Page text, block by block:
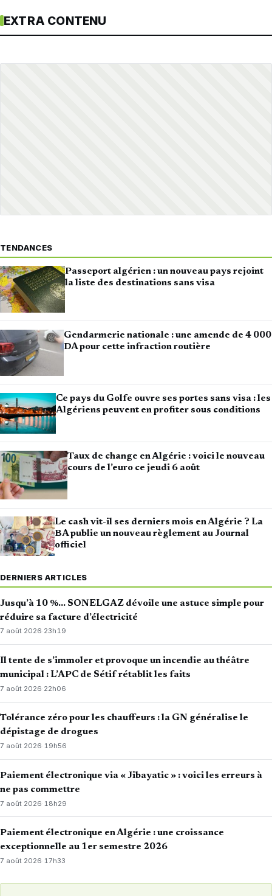
EXTRA CONTENU
TENDANCES
Passeport algérien : un nouveau pays rejoint
la liste des destinations sans visa
Gendarmerie nationale : une amende de 4 000
DA pour cette infraction routière
Ce pays du Golfe ouvre ses portes sans visa : les
Algériens peuvent en profiter sous conditions
Taux de change en Algérie : voici le nouveau
cours de l’euro ce jeudi 6 août
Le cash vit-il ses derniers mois en Algérie ? La
BA publie un nouveau règlement au Journal
officiel
DERNIERS ARTICLES
Jusqu’à 10 %… SONELGAZ dévoile une astuce simple pour
réduire sa facture d’électricité
7 août 2026·23h19
Il tente de s’immoler et provoque un incendie au théâtre
municipal : L’APC de Sétif rétablit les faits
7 août 2026·22h06
Tolérance zéro pour les chauffeurs : la GN généralise le
dépistage de drogues
7 août 2026·19h56
Paiement électronique via « Jibayatic » : voici les erreurs à
ne pas commettre
7 août 2026· 18h29
Paiement électronique en Algérie : une croissance
exceptionnelle au 1er semestre 2026
7 août 2026·17h33